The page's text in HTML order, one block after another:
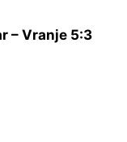
– Vranje 5:3